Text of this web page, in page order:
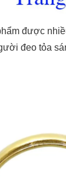
được
đeo tỏa